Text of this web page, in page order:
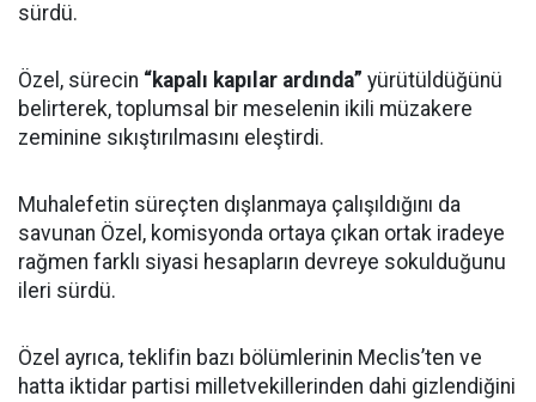
sürdü.
Özel, sürecin “kapalı kapılar ardında” yürütüldüğünü
belirterek, toplumsal bir meselenin ikili müzakere
zeminine sıkıştırılmasını eleştirdi.
Muhalefetin süreçten dışlanmaya çalışıldığını da
savunan Özel, komisyonda ortaya çıkan ortak iradeye
rağmen farklı siyasi hesapların devreye sokulduğunu
ileri sürdü.
Özel ayrıca, teklifin bazı bölümlerinin Meclis’ten ve
hatta iktidar partisi milletvekillerinden dahi gizlendiğini